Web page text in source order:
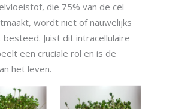
die 75% van de cel
wordt niet of nauwelijks
besteed. Juist dit intracellulaire
een cruciale rol en is de
het leven.